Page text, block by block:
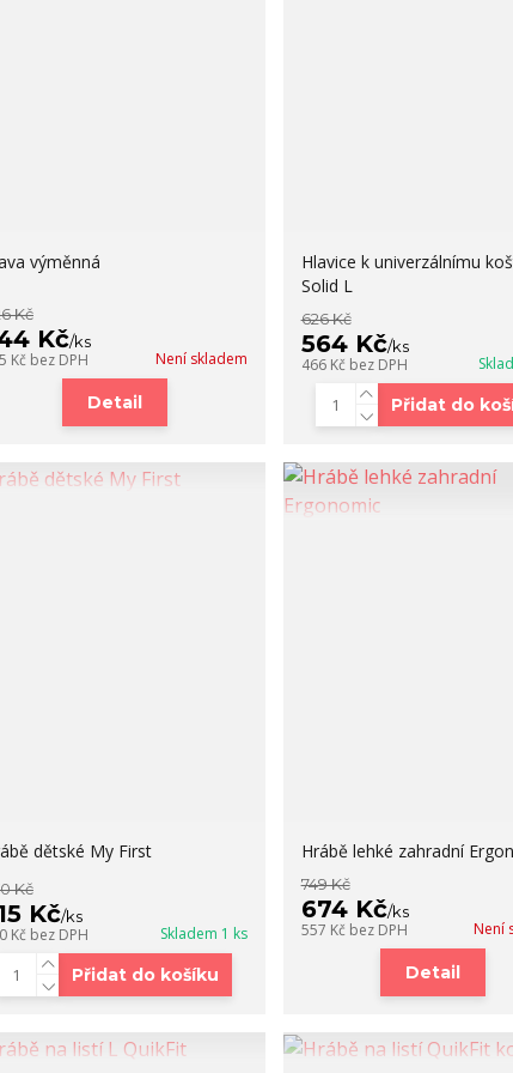
výměnná
Kč
Kč/ks
Kč bez DPH Není skladem
Detail
Hlavice k univerzálnímu
Solid L
626 Kč
564 Kč/ks
466 Kč bez DPH
Přidat do
dětské My First
Kč
Kč/ks
Kč bez DPH Skladem 1 ks
Přidat do košíku
Hrábě lehké zahradní
749 Kč
674 Kč/ks
557 Kč bez DPH Není
Detail